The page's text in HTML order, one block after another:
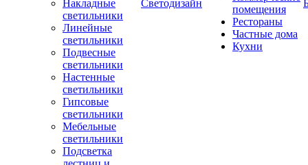
Накладные
светильники
Линейные
светильники
Подвесные
светильники
Настенные
светильники
Гипсовые
светильники
Мебельные
светильники
Подсветка
Светодизайн
помещения
Рестораны
Частные дома
Кухни